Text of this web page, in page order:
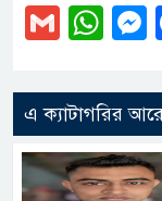
Gmail
এ ক্যাটাগরির